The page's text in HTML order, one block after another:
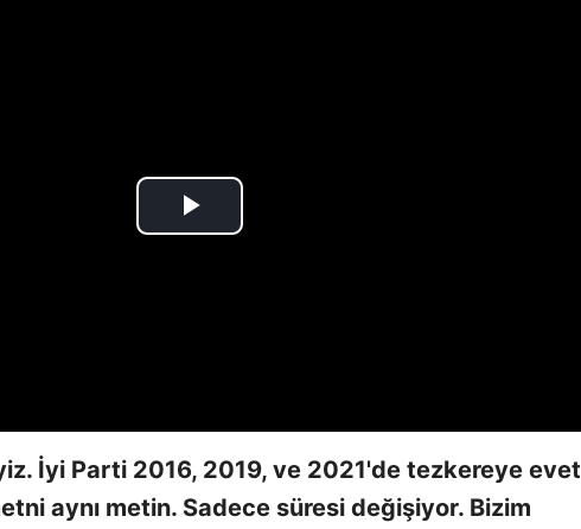
İyi Parti 2016, 2019, ve 2021'de tezkereye evet
aynı metin. Sadece süresi değişiyor. Bizim